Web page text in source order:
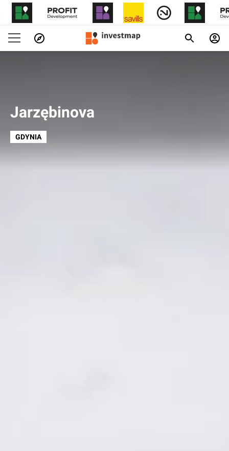
Jarzębinova
GDYNIA